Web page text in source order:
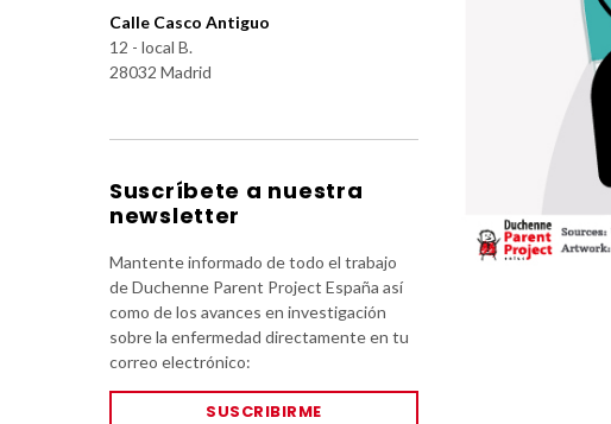
Calle Casco Antiguo
12 - local B.
28032 Madrid
Suscríbete a nuestra
newsletter
Mantente informado de todo el trabajo
de Duchenne Parent Project España así
como de los avances en investigación
sobre la enfermedad directamente en tu
correo electrónico:
SUSCRIBIRME